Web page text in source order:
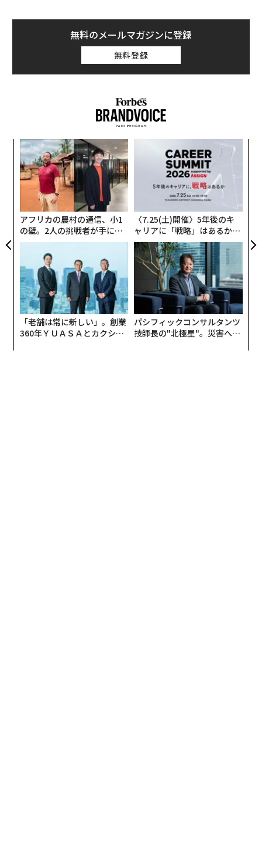
無料のメールマガジンに登録
無料登録
アフリカの農村の通信、小1
の壁。2人の挑戦者が手にし
た「次なる武器」
〈7.25(土)開催〉5年後のキ
ャリアに「戦略」はあるか。
トップエグゼクティブのキャ
リアに触れる1日│CAREER S
UMMIT 2026
「老舗は常に新しい」。創業
360年ＹＵＡＳＡとカクシン
パシフィックコンサルタンツ
技師長の"北極星"。災害への